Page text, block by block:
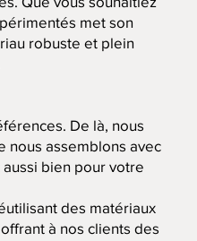
met son
robuste et plein
De là, nous
nous assemblons avec
bien pour votre
des matériaux
à nos clients des